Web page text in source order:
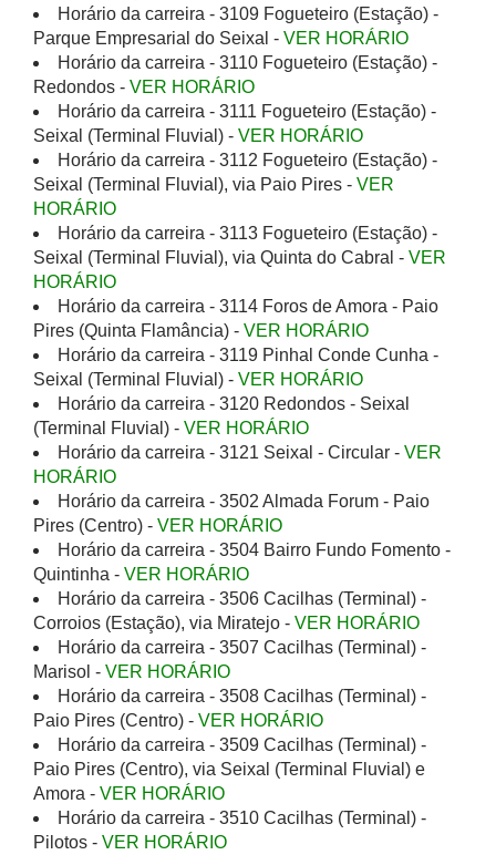
Horário da carreira - 3109 Fogueteiro (Estação) -
Parque Empresarial do Seixal - VER HORÁRIO
Horário da carreira - 3110 Fogueteiro (Estação) -
Redondos - VER HORÁRIO
Horário da carreira - 3111 Fogueteiro (Estação) -
Seixal (Terminal Fluvial) - VER HORÁRIO
Horário da carreira - 3112 Fogueteiro (Estação) -
Seixal (Terminal Fluvial), via Paio Pires - VER
HORÁRIO
Horário da carreira - 3113 Fogueteiro (Estação) -
Seixal (Terminal Fluvial), via Quinta do Cabral - VER
HORÁRIO
Horário da carreira - 3114 Foros de Amora - Paio
Pires (Quinta Flamância) - VER HORÁRIO
Horário da carreira - 3119 Pinhal Conde Cunha -
Seixal (Terminal Fluvial) - VER HORÁRIO
Horário da carreira - 3120 Redondos - Seixal
(Terminal Fluvial) - VER HORÁRIO
Horário da carreira - 3121 Seixal - Circular - VER
HORÁRIO
Horário da carreira - 3502 Almada Forum - Paio
Pires (Centro) - VER HORÁRIO
Horário da carreira - 3504 Bairro Fundo Fomento -
Quintinha - VER HORÁRIO
Horário da carreira - 3506 Cacilhas (Terminal) -
Corroios (Estação), via Miratejo - VER HORÁRIO
Horário da carreira - 3507 Cacilhas (Terminal) -
Marisol - VER HORÁRIO
Horário da carreira - 3508 Cacilhas (Terminal) -
Paio Pires (Centro) - VER HORÁRIO
Horário da carreira - 3509 Cacilhas (Terminal) -
Paio Pires (Centro), via Seixal (Terminal Fluvial) e
Amora - VER HORÁRIO
Horário da carreira - 3510 Cacilhas (Terminal) -
Pilotos - VER HORÁRIO